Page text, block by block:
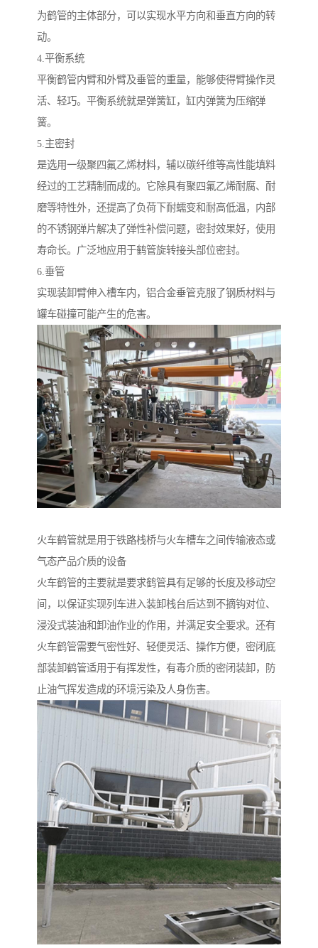
为鹤管的主体部分，可以实现水平方向和垂直方向的转
动。
4.平衡系统
平衡鹤管内臂和外臂及垂管的重量，能够使得臂操作灵
活、轻巧。平衡系统就是弹簧缸，缸内弹簧为压缩弹
簧。
5.主密封
是选用一级聚四氟乙烯材料，辅以碳纤维等高性能填料
经过的工艺精制而成的。它除具有聚四氟乙烯耐腐、耐
磨等特性外，还提高了负荷下耐蠕变和耐高低温，内部
的不锈钢弹片解决了弹性补偿问题，密封效果好，使用
寿命长。广泛地应用于鹤管旋转接头部位密封。
6.垂管
实现装卸臂伸入槽车内，铝合金垂管克服了钢质材料与
罐车碰撞可能产生的危害。
火车鹤管就是用于铁路栈桥与火车槽车之间传输液态或
气态产品介质的设备
火车鹤管的主要就是要求鹤管具有足够的长度及移动空
间，以保证实现列车进入装卸栈台后达到不摘钩对位、
浸没式装油和卸油作业的作用，并满足安全要求。还有
火车鹤管需要气密性好、轻便灵活、操作方便，密闭底
部装卸鹤管适用于有挥发性，有毒介质的密闭装卸，防
止油气挥发造成的环境污染及人身伤害。